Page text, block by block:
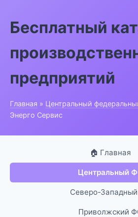
Бесплатный
предприятий
Главная » Центральный
Энерго Сервис
🏠 Главная
Центральный
Северо-
Приволжский